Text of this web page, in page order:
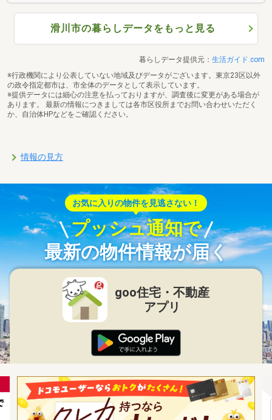
滑川市の暮らしデータをもっと見る
暮らしデータ提供元： 生活ガイド.com
※行政機関により公表していない地域及びデータがございます。東京23区以外
の政令指定都市は、市全体のデータとして表示しています。
※提供データには細心の注意を払っておりますが、調査後に変更がある場合が
あります。 最新の情報につきましては各市区役所までお問い合わせいただく
か、自治体HPなどをご確認ください。
情報の見方
お気に入りの物件を見逃さない！
プッシュ通知で
最新の物件情報が届く
goo住宅・不動産
アプリ